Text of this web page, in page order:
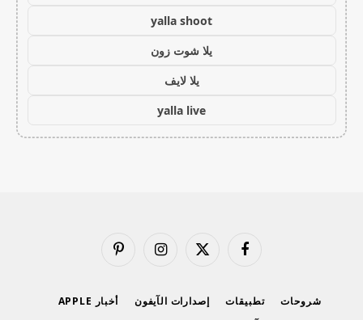
yalla shoot
يلا شوت زون
يلا لايف
yalla live
فيسبوك
X
الانستغرامبينتيريست
شروحات تطبيقات إصدارات الآيفون
أخبار APPLE